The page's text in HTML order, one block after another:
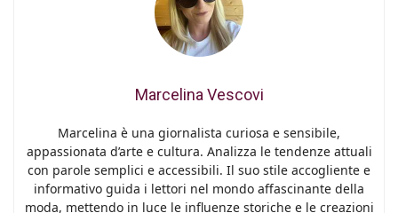
Marcelina Vescovi
Marcelina è una giornalista curiosa e sensibile,
appassionata d’arte e cultura. Analizza le tendenze attuali
con parole semplici e accessibili. Il suo stile accogliente e
informativo guida i lettori nel mondo affascinante della
moda, mettendo in luce le influenze storiche e le creazioni